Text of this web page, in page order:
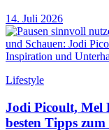
14. Juli 2026
Lifestyle
Jodi Picoult, Mel
besten Tipps